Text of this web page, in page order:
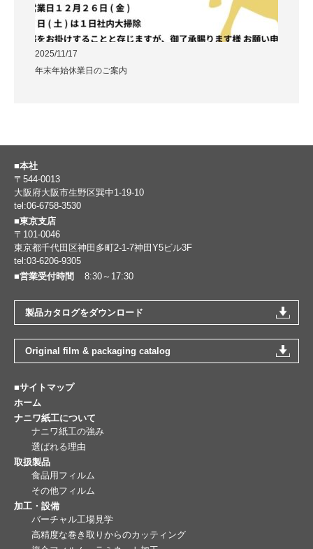
2025/11/17
年末年始休業日のご案内
■本社
〒544-0013
大阪府大阪市生野区巽中1-19-10
tel:06-6758-3530
■東京支店
〒101-0046
東京都千代田区神田多町2-1-7神田Y5ビル3F
tel:03-6206-9305
■営業受付時間
8:30～17:30
製品カタログをダウンロード
Original film & packaging catalog
■サイトマップ
ホーム
ナニワ紙工について
ナニワ紙工の強み
選ばれる理由
取扱製品
食品用フィルム
その他フィルム
加工・設備
バーチャル工場見学
高精度な巻き取りからのカッティング